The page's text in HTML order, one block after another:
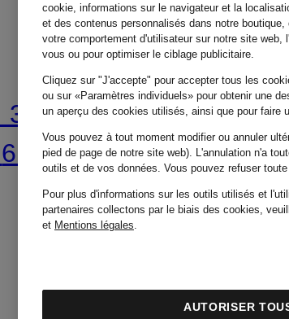
360 €
670 €
cookie, informations sur le navigateur et la
et des contenus personnalisés dans notre
votre comportement d'utilisateur sur notre site
vous ou pour optimiser le ciblage publicitaire.
Cliquez sur "J'accepte" pour accepter tous les
ou sur «Paramètres individuels» pour obtenir une
un aperçu des cookies utilisés, ainsi que pour faire
Vous pouvez à tout moment modifier ou annuler
pied de page de notre site web). L'annulation n'a
outils et de vos données. Vous pouvez refuser
Pour plus d'informations sur les outils utilisés et
partenaires collectons par le biais des cookies,
et Mentions légales.
AUTORISER